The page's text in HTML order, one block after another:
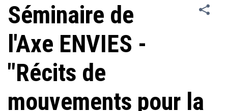
Séminaire de
l'Axe ENVIES -
"Récits de
mouvements pour la